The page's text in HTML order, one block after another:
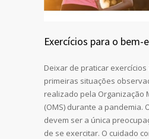
Exercícios para o
Deixar de praticar
primeiras situações
realizado pela Organização
(OMS) durante a pandemia.
devem ser a única
de se exercitar. O cuidado